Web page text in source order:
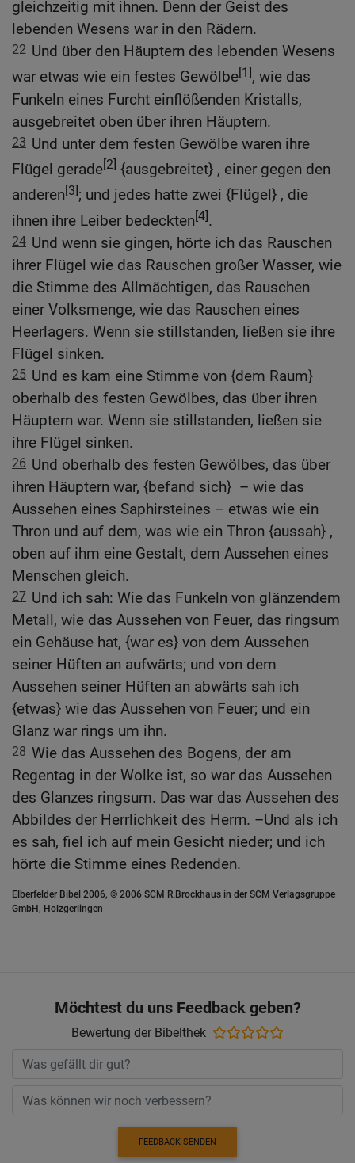
gleichzeitig mit ihnen. Denn der Geist des
lebenden Wesens war in den Rädern.
22 Und über den Häuptern des lebenden Wesens
war etwas wie ein festes Gewölbe[1], wie das
Funkeln eines Furcht einflößenden Kristalls,
ausgebreitet oben über ihren Häuptern.
23 Und unter dem festen Gewölbe waren ihre
Flügel gerade[2] {ausgebreitet} , einer gegen den
anderen[3]; und jedes hatte zwei {Flügel} , die
ihnen ihre Leiber bedeckten[4].
24 Und wenn sie gingen, hörte ich das Rauschen
ihrer Flügel wie das Rauschen großer Wasser, wie
die Stimme des Allmächtigen, das Rauschen
einer Volksmenge, wie das Rauschen eines
Heerlagers. Wenn sie stillstanden, ließen sie ihre
Flügel sinken.
25 Und es kam eine Stimme von {dem Raum}
oberhalb des festen Gewölbes, das über ihren
Häuptern war. Wenn sie stillstanden, ließen sie
ihre Flügel sinken.
26 Und oberhalb des festen Gewölbes, das über
ihren Häuptern war, {befand sich} – wie das
Aussehen eines Saphirsteines – etwas wie ein
Thron und auf dem, was wie ein Thron {aussah} ,
oben auf ihm eine Gestalt, dem Aussehen eines
Menschen gleich.
27 Und ich sah: Wie das Funkeln von glänzendem
Metall, wie das Aussehen von Feuer, das ringsum
ein Gehäuse hat, {war es} von dem Aussehen
seiner Hüften an aufwärts; und von dem
Aussehen seiner Hüften an abwärts sah ich
{etwas} wie das Aussehen von Feuer; und ein
Glanz war rings um ihn.
28 Wie das Aussehen des Bogens, der am
Regentag in der Wolke ist, so war das Aussehen
des Glanzes ringsum. Das war das Aussehen des
Abbildes der Herrlichkeit des Herrn. –Und als ich
es sah, fiel ich auf mein Gesicht nieder; und ich
hörte die Stimme eines Redenden.
Elberfelder Bibel 2006, © 2006 SCM R.Brockhaus in der SCM Verlagsgruppe
GmbH, Holzgerlingen
Möchtest du uns Feedback geben?
Bewertung der Bibelthek
FEEDBACK SENDEN